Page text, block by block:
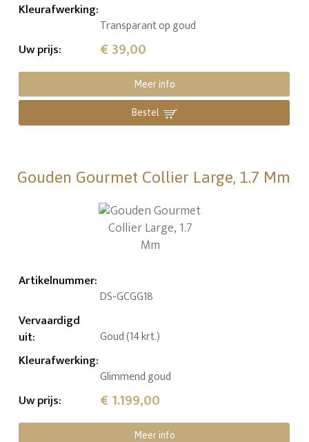
Kleurafwerking:
Transparant op goud
Uw prijs: € 39,00
Meer info
Bestel
Gouden Gourmet Collier Large, 1.7 Mm
Artikelnummer:
DS-GCGG18
Vervaardigd
uit: Goud (14 krt.)
Kleurafwerking:
Glimmend goud
Uw prijs: € 1.199,00
Meer info